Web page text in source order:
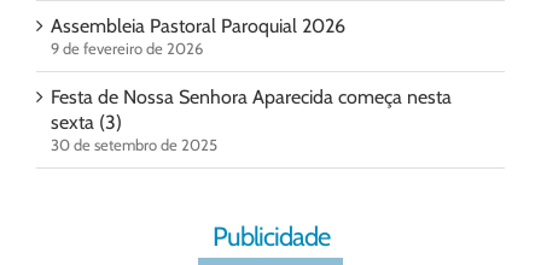
Assembleia Pastoral Paroquial 2026
9 de fevereiro de 2026
Festa de Nossa Senhora Aparecida começa nesta
sexta (3)
30 de setembro de 2025
Publicidade